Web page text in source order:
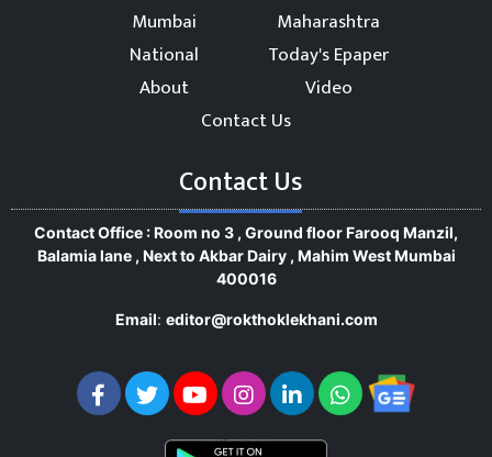
Mumbai
Maharashtra
National
Today's Epaper
About
Video
Contact Us
Contact Us
Contact Office : Room no 3 , Ground floor Farooq Manzil,
Balamia lane , Next to Akbar Dairy , Mahim West Mumbai
400016
Email: editor@rokthoklekhani.com